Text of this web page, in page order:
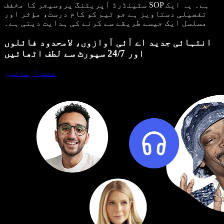
سٹینڈرڈ آپریٹنگ پروسیجر کا مخفف SOP ہے۔ یہ ایک
تفصیلی دستاویز ہے جو ٹیم کو کام درست، مؤثر اور
مسلسل ایک جیسے طریقے سے کرنے کی ہدایت دیتی ہے۔
انتہائی جدید اے آئی آوازوں، لامحدود فائلوں
اور 24/7 سپورٹ سے لطف اٹھائیں
مفت آزمائیں